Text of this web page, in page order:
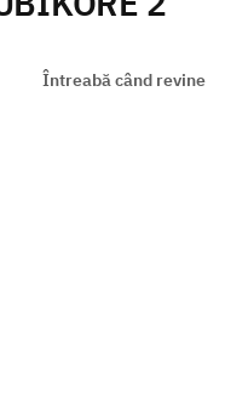
Întreabă când revine